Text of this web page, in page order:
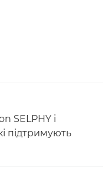
SELPHY і
підтримують